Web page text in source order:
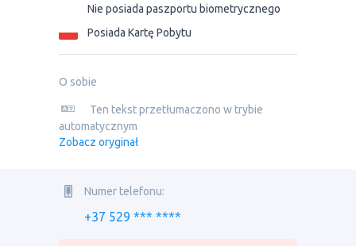
Nie posiada paszportu biometrycznego
Posiada Kartę Pobytu
O sobie
Ten tekst przetłumaczono w trybie
automatycznym
Zobacz oryginał
Numer telefonu:
+37 529 *** ****